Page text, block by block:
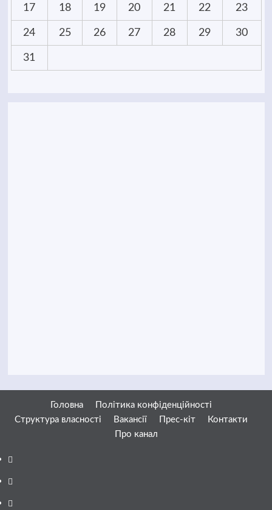
17 18 19 20 21 22 23
24 25 26 27 28 29 30
31
Головна
Політика конфіденційності
Структура власності
Вакансії Прес-кіт
Контакти
Про канал
Facebook
YouTube
Telegram